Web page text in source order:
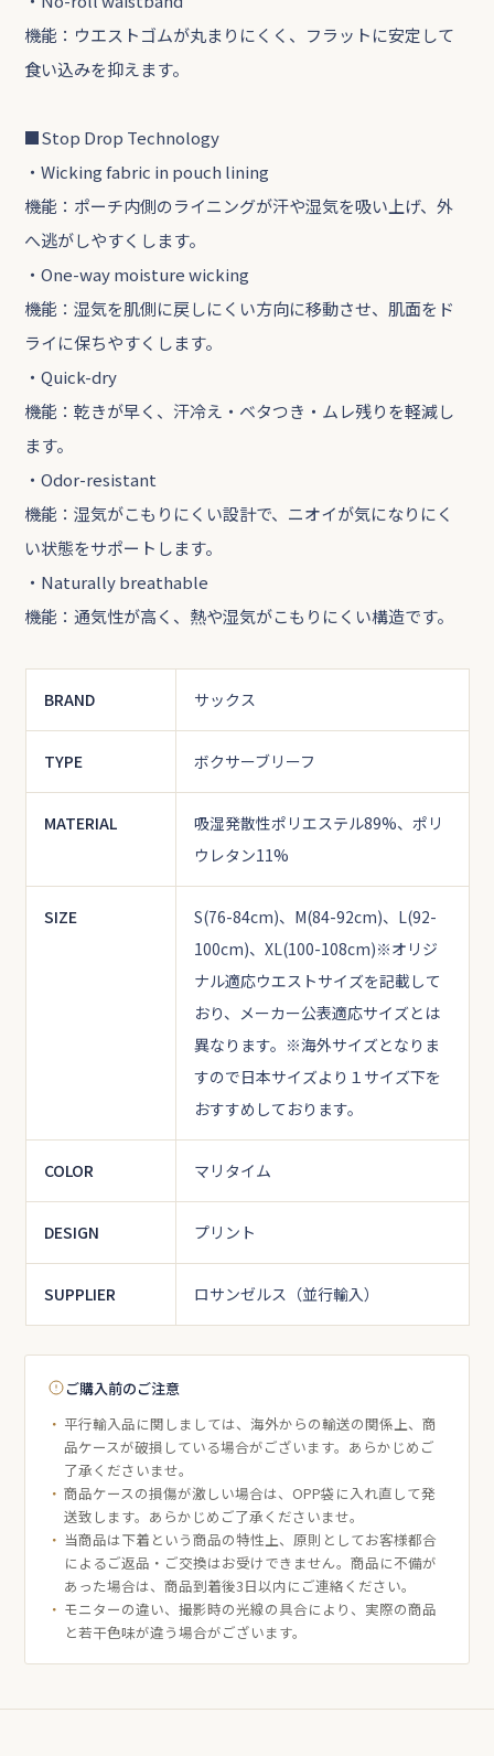
機能：ウエストゴムが丸まりにくく、フラットに安定して
食い込みを抑えます。
■Stop Drop Technology
・Wicking fabric in pouch lining
機能：ポーチ内側のライニングが汗や湿気を吸い上げ、外
へ逃がしやすくします。
・One-way moisture wicking
機能：湿気を肌側に戻しにくい方向に移動させ、肌面をド
ライに保ちやすくします。
・Quick-dry
機能：乾きが早く、汗冷え・ベタつき・ムレ残りを軽減し
ます。
・Odor-resistant
機能：湿気がこもりにくい設計で、ニオイが気になりにく
い状態をサポートします。
・Naturally breathable
機能：通気性が高く、熱や湿気がこもりにくい構造です。
BRAND サックス
TYPE ボクサーブリーフ
MATERIAL
吸湿発散性ポリエステル89%、ポリ
ウレタン11%
SIZE
S(76-84cm)、M(84-92cm)、L(92-
100cm)、XL(100-108cm)※オリジ
ナル適応ウエストサイズを記載して
おり、メーカー公表適応サイズとは
異なります。 ※海外サイズとなりま
すので日本サイズより１サイズ下を
おすすめしております。
COLOR マリタイム
DESIGN プリント
SUPPLIER ロサンゼルス（並行輸入）
ご購入前のご注意
平行輸入品に関しましては、海外からの輸送の関係上、商
品ケースが破損している場合がございます。あらかじめご
了承くださいませ。
商品ケースの損傷が激しい場合は、OPP袋に入れ直して発
送致します。あらかじめご了承くださいませ。
当商品は下着という商品の特性上、原則としてお客様都合
によるご返品・ご交換はお受けできません。商品に不備が
あった場合は、商品到着後3日以内にご連絡ください。
モニターの違い、撮影時の光線の具合により、実際の商品
と若干色味が違う場合がございます。